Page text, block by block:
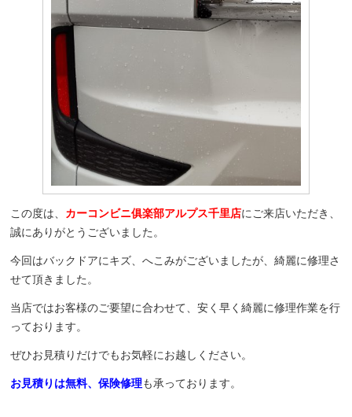
この度は、 カーコンビニ俱楽部アルプス千里店にご来店いただき、
誠にありがとうございました。
今回はバックドアにキズ、へこみがございましたが、綺麗に修理さ
せて頂きました。
当店ではお客様のご要望に合わせて、安く早く綺麗に修理作業を行
っております。
ぜひお見積りだけでもお気軽にお越しください。
お見積りは無料、保険修理も承っております。